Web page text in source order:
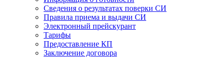
Сведения о результатах поверки СИ
Правила приема и выдачи СИ
Электронный прейскурант
Тарифы
Предоставление КП
Заключение договора